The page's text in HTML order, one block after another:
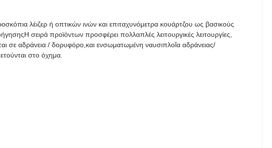
λέιζερ ή οπτικών ινών και επιταχυνόμετρα κουάρτζου ως βασικούς
σειρά προϊόντων προσφέρει πολλαπλές λειτουργικές λειτουργίες,
σε αδράνεια / δορυφόρο,και ενσωματωμένη ναυσιπλοΐα αδράνειας/
στο όχημα.